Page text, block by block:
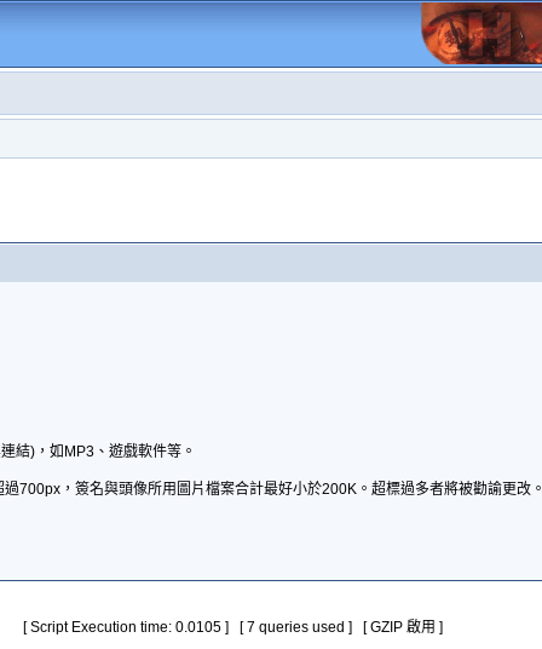
結)，如MP3、遊戲軟件等。
700px，簽名與頭像所用圖片檔案合計最好小於200K。超標過多者將被勸諭更改。
[ Script Execution time: 0.0105 ] [ 7 queries used ] [ GZIP 啟用 ]